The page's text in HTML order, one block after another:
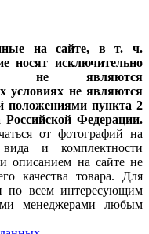
на сайте, в т. ч.
носят исключительно
не являются
не являются
положениями пункта 2
Российской Федерации.
от фотографий на
и комплектности
описанием на сайте не
качества товара. Для
по всем интересующим
менеджерами любым